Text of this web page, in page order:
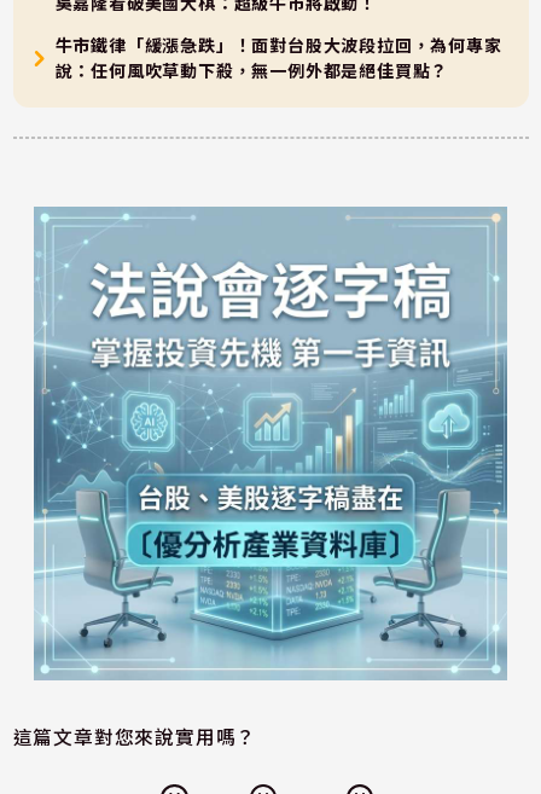
牛市鐵律「緩漲急跌」！面對台股大波段拉回，為何專家
說：任何風吹草動下殺，無一例外都是絕佳買點？
這篇文章對您來說實用嗎？